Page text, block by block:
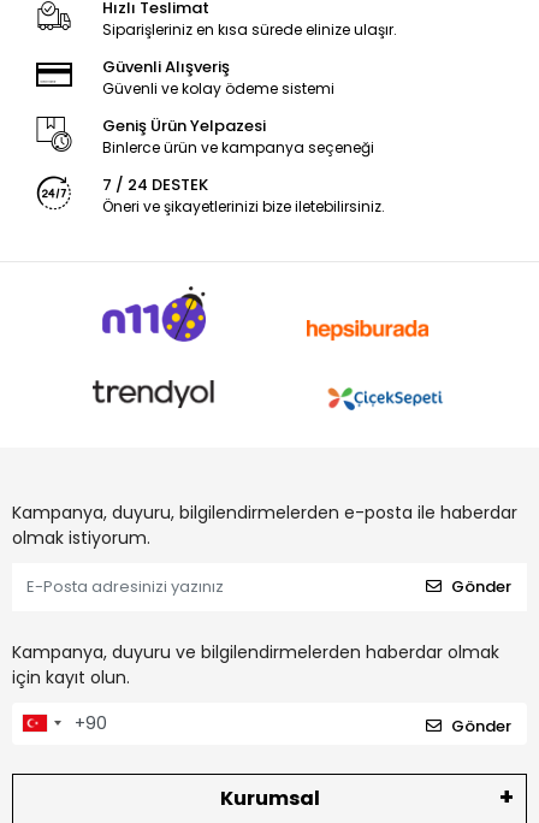
Hızlı Teslimat
Siparişleriniz en kısa sürede elinize ulaşır.
Güvenli Alışveriş
Güvenli ve kolay ödeme sistemi
Geniş Ürün Yelpazesi
Binlerce ürün ve kampanya seçeneği
7 / 24 DESTEK
Öneri ve şikayetlerinizi bize iletebilirsiniz.
Kampanya, duyuru, bilgilendirmelerden e-posta ile haberdar
olmak istiyorum.
Gönder
Kampanya, duyuru ve bilgilendirmelerden haberdar olmak
için kayıt olun.
Gönder
Kurumsal